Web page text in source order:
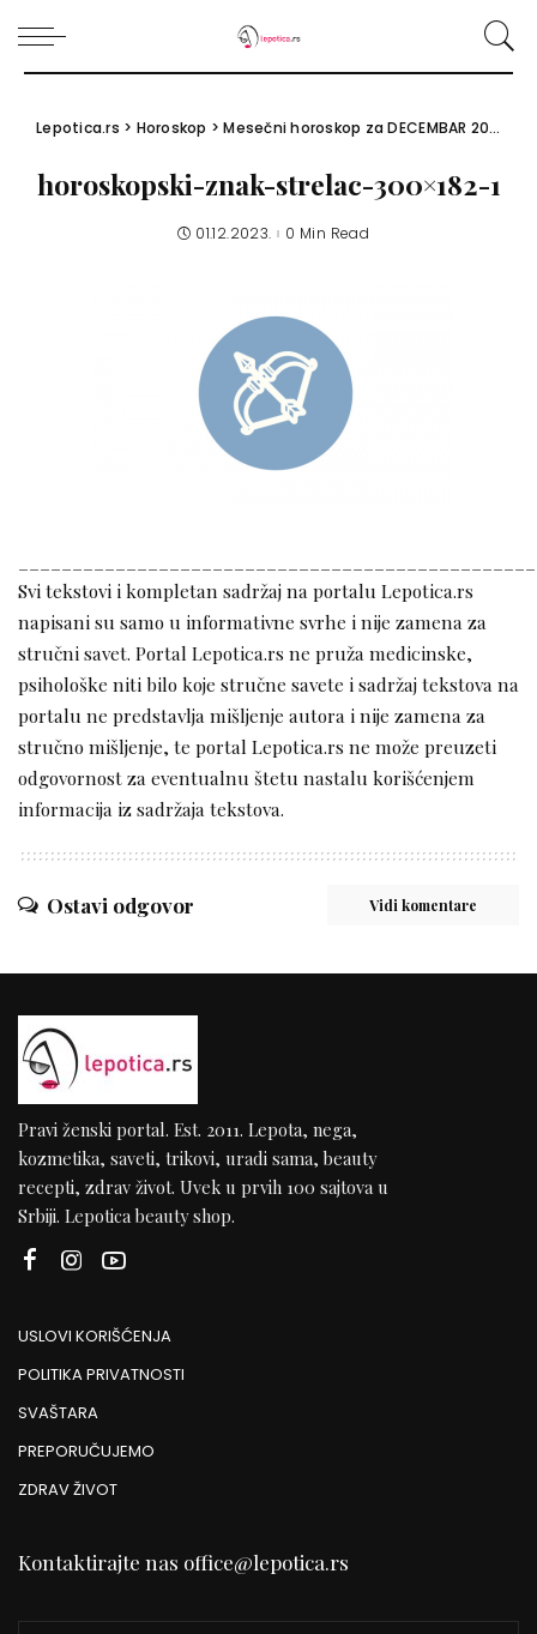
Lepotica.rs > Horoskop >Mesečni horoskop za DECEMBAR 2023.
horoskopski-znak-strelac-300×182-1
01.12.2023. 0 Min Read
Svi tekstovi i kompletan sadržaj na portalu Lepotica.rs
napisani su samo u informativne svrhe i nije zamena za
stručni savet. Portal Lepotica.rs ne pruža medicinske,
psihološke niti bilo koje stručne savete i sadržaj tekstova na
portalu ne predstavlja mišljenje autora i nije zamena za
stručno mišljenje, te portal Lepotica.rs ne može preuzeti
odgovornost za eventualnu štetu nastalu korišćenjem
informacija iz sadržaja tekstova.
Ostavi odgovor Vidi komentare
Pravi ženski portal. Est. 2011. Lepota, nega,
kozmetika, saveti, trikovi, uradi sama, beauty
recepti, zdrav život. Uvek u prvih 100 sajtova u
Srbiji. Lepotica beauty shop.
USLOVI KORIŠĆENJA
POLITIKA PRIVATNOSTI
SVAŠTARA
PREPORUČUJEMO
ZDRAV ŽIVOT
Kontaktirajte nas office@lepotica.rs